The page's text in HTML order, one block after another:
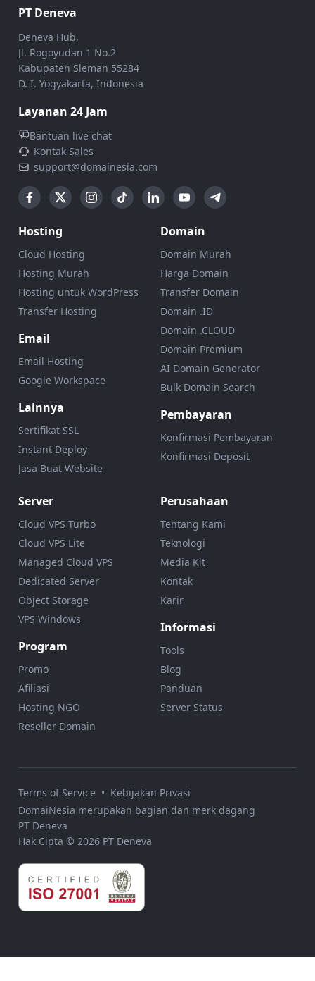
PT Deneva
Deneva Hub,
Jl. Rogoyudan 1 No.2
Kabupaten Sleman 55284
D. I. Yogyakarta, Indonesia
Layanan 24 Jam
Bantuan live chat
Kontak Sales
support@domainesia.com
Hosting
Cloud Hosting
Hosting Murah
Hosting untuk WordPress
Transfer Hosting
Email
Email Hosting
Google Workspace
Lainnya
Sertifikat SSL
Instant Deploy
Jasa Buat Website
Domain
Domain Murah
Harga Domain
Transfer Domain
Domain .ID
Domain .CLOUD
Domain Premium
AI Domain Generator
Bulk Domain Search
Pembayaran
Konfirmasi Pembayaran
Konfirmasi Deposit
Server
Cloud VPS Turbo
Cloud VPS Lite
Managed Cloud VPS
Dedicated Server
Object Storage
VPS Windows
Program
Promo
Afiliasi
Hosting NGO
Reseller Domain
Perusahaan
Tentang Kami
Teknologi
Media Kit
Kontak
Karir
Informasi
Tools
Blog
Panduan
Server Status
Terms of Service • Kebijakan Privasi
DomaiNesia merupakan bagian dan merk dagang
PT Deneva
Hak Cipta © 2026 PT Deneva